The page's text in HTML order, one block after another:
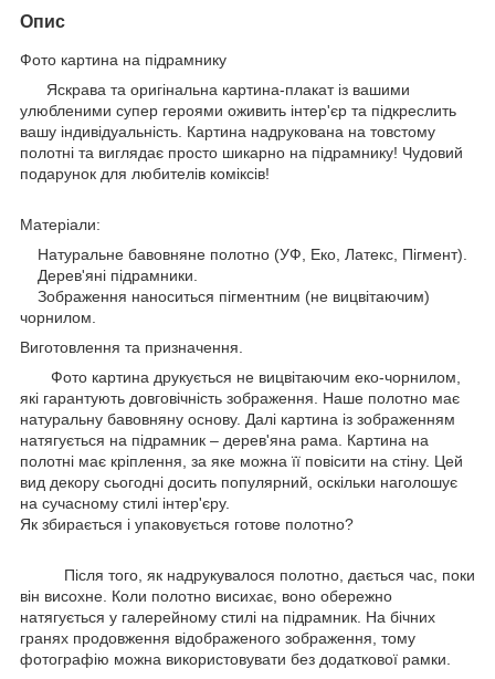
Опис
Фото картина на підрамнику
Яскрава та оригінальна картина-плакат із вашими
улюбленими супер героями оживить інтер'єр та підкреслить
вашу індивідуальність. Картина надрукована на товстому
полотні та виглядає просто шикарно на підрамнику! Чудовий
подарунок для любителів коміксів!
Матеріали:
Натуральне бавовняне полотно (УФ, Еко, Латекс, Пігмент).
Дерев'яні підрамники.
Зображення наноситься пігментним (не вицвітаючим)
чорнилом.
Виготовлення та призначення.
Фото картина друкується не вицвітаючим еко-чорнилом,
які гарантують довговічність зображення. Наше полотно має
натуральну бавовняну основу. Далі картина із зображенням
натягується на підрамник – дерев'яна рама. Картина на
полотні має кріплення, за яке можна її повісити на стіну. Цей
вид декору сьогодні досить популярний, оскільки наголошує
на сучасному стилі інтер'єру.
Як збирається і упаковується готове полотно?
Після того, як надрукувалося полотно, дається час, поки
він висохне. Коли полотно висихає, воно обережно
натягується у галерейному стилі на підрамник. На бічних
гранях продовження відображеного зображення, тому
фотографію можна використовувати без додаткової рамки.